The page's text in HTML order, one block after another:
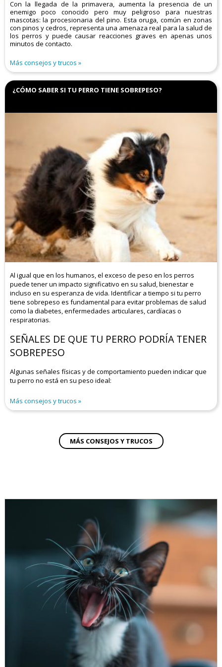
Con la llegada de la primavera, aumenta la presencia de un
enemigo poco conocido pero muy peligroso para nuestras
mascotas: la procesionaria del pino. Esta oruga, común en zonas
con pinos y cedros, representa una amenaza real para la salud de
los perros y puede causar reacciones graves en apenas unos
minutos de contacto.
Más consejos y trucos
¿CÓMO SABER SI TU PERRO TIENE SOBREPESO?
Al igual que en los humanos, el exceso de peso en los perros
puede tener un impacto significativo en su salud, bienestar e
incluso en su esperanza de vida. Identificar a tiempo si tu perro
tiene sobrepeso es fundamental para evitar problemas de salud
como la diabetes, enfermedades articulares, cardíacas o
respiratorias.
SEÑALES DE QUE TU PERRO PODRÍA TENER
SOBREPESO
Algunas señales físicas y de comportamiento pueden indicar que
tu perro no está en su peso ideal:
Más consejos y trucos
MÁS CONSEJOS Y TRUCOS